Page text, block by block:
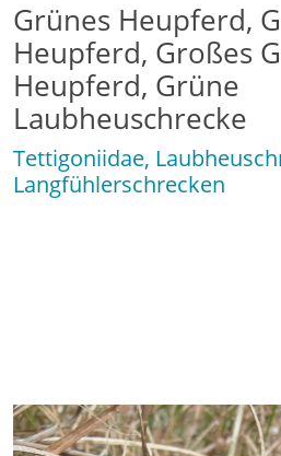
Grünes Heupferd,
Heupferd, Großes
Heupferd, Grüne
Laubheuschrecke
Tettigoniidae,
Langfühlerschrecken